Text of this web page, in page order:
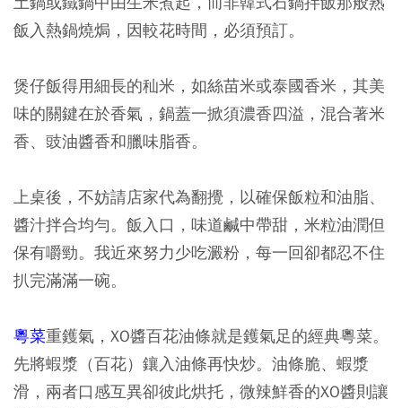
飯入熱鍋燒焗，因較花時間，必須預訂。
煲仔飯得用細長的秈米，如絲苗米或泰國香米，其美
味的關鍵在於香氣，鍋蓋一掀須濃香四溢，混合著米
香、豉油醬香和臘味脂香。
上桌後，不妨請店家代為翻攪，以確保飯粒和油脂、
醬汁拌合均勻。飯入口，味道鹹中帶甜，米粒油潤但
保有嚼勁。我近來努力少吃澱粉，每一回卻都忍不住
扒完滿滿一碗。
粵菜重鑊氣，XO醬百花油條就是鑊氣足的經典粵菜。
先將蝦漿（百花）鑲入油條再快炒。油條脆、蝦漿
滑，兩者口感互異卻彼此烘托，微辣鮮香的XO醬則讓